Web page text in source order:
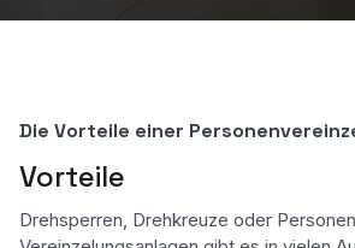
Die Vorteile einer
Vorteile
Drehsperren, Drehkreuze oder